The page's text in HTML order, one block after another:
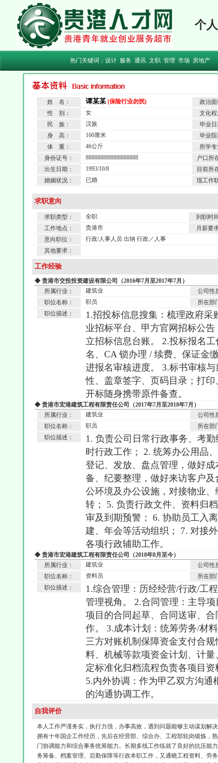
个
热门关键词： 设计 服务 通讯 文职 管理 市场 房地产
姓 名： 谭某某 (保险行业勿扰)
政治
性 别：
女
文化
民 族：
汉族
毕业
身 高：
160厘米
毕业
体 重：
46公斤
所学
身份证号：
888888888888888888
户口所
出生日期：
1993/10/8
目前所
婚姻状况：
已婚 现工作
求职意向
求职类型： 全职
到职时
工作地点：
贵港市
月薪要
意向职位：
行政/人事人员 出纳 行政／人事
其他要求：
工作经验
◆ 贵港市交投投资建设有限公司（2016年7月至2017年7月）
所属行业：
建筑业
公司性
职位名称：
职员
所在部
职位描述：
1.招投标信息搜集：梳理政府
业招标平台、甲方官网招标公
立招标信息台账。 2.投标报名
名、CA 锁办理 / 续费、保证金
进报名审核进度。 3.标书审核
性、盖章签字、页码目录；打
开标随身携带原件备查。
◆ 贵港市宏港建筑工程有限责任公司（2017年7月至2018年7月）
所属行业：
建筑业
公司性
职位名称：
职员
所在部
职位描述：
1. 负责公司日常行政事务、考
时行政工作； 2. 统筹办公用品
登记、发放、盘点管理，做好
备、纪要整理，做好来访客户
公环境及办公设施，对接物业
转； 5. 负责行政文件、资料归
审及到期预警； 6. 协助员工入
建、年会等活动组织； 7. 对接
各项行政辅助工作。
◆ 贵港市宏港建筑工程有限责任公司（2018年8月至今）
所属行业：
建筑业
公司性
职位名称：
资料员
所在部
职位描述：
1.综合管理：历经经营/行政/工
管理视角。 2.合同管理：主导
项目的合同起草、合同送审、
作。 3.成本计划：统筹劳务/材
三方对账机制保障资金支付合
料、机械等款项资金计划、计
定标准化归档流程负责各项目
5.内外协调：作为甲乙双方沟
的沟通协调工作。
自我评价
本人工作严谨务实，执行力强，办事高效，遇到问题能够主动谋划解
拥有十年国企工作经历，先后在经营部、综合办、工程部轮岗锻炼，
门协调能力和综合事务统筹能力。长期多线工作练就了良好的抗压能
务筹备、档案管理、后勤保障等行政本职工作，又通晓工程资料、劳